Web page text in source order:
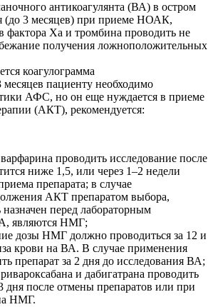
антикоагулянта (ВА) в остром
(до 3 месяцев) при приеме НОАК,
фактора Ха и тромбина проводить не
получения ложноположительных
пациенту необходимо
АФС, но он еще нуждается в приеме
(АКТ), рекомендуется:
проводить исследование после
ниже 1,5, или через 1–2 недели
препарата; в случае
АКТ препаратом выбора,
перед лабораторным
являются НМГ;
дозы НМГ должно проводиться за 12 и
крови на ВА. В случае применения
препарат за 2 дня до исследования ВА;
и дабигатрана проводить
дня после отмены препаратов или при
НМГ.